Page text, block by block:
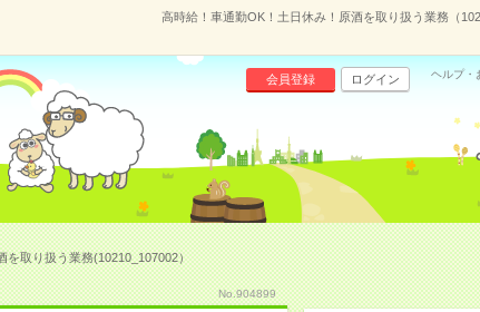
高時給！車通勤OK！土日休み！原酒を取り扱う業務（
会員登録 ログイン ヘルプ・
を取り扱う業務(10210_107002）
No.904899